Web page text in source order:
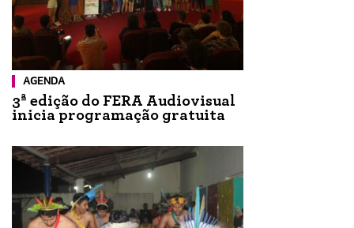
AGENDA
3ª edição do FERA Audiovisual
inicia programação gratuita